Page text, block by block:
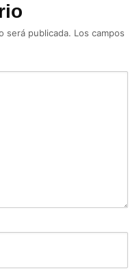
será publicada. Los campos